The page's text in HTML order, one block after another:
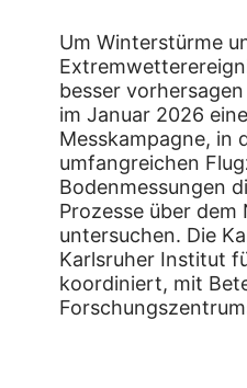
Um Winterstürme
besser
im Januar 2026
Messkampagne, in
umfangreichen
Bodenmessungen
Prozesse über
untersuchen. Die
Karlsruher Institut
koordiniert, mit